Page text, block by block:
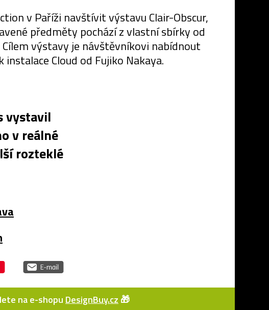
v Paříži navštívit výstavu Clair-Obscur,
předměty pochází z vlastní sbírky od
výstavy je návštěvníkovi nabídnout
Cloud od Fujiko Nakaya.
vystavil
v reálné
rozteklé
na e-shopu DesignBuy.cz 🎁